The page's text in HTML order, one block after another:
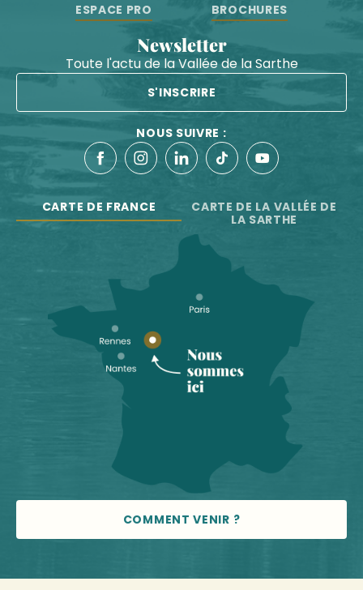
ESPACE PRO BROCHURES
Newsletter
Toute l'actu de la Vallée de la Sarthe
S'INSCRIRE
NOUS SUIVRE :
CARTE DE FRANCE
CARTE DE LA VALLÉE DE
LA SARTHE
COMMENT VENIR ?